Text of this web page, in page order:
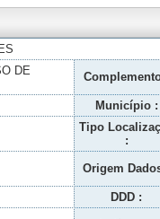
DE
Município :
Tipo
:
Origem
DDD :